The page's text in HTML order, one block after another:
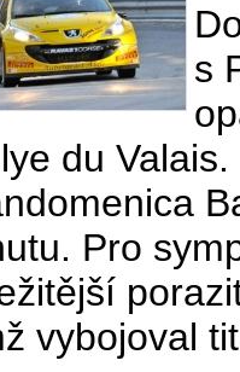
s
du
Pro
vybojoval